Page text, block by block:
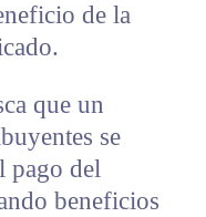
de la
que un
se
pago del
beneficios